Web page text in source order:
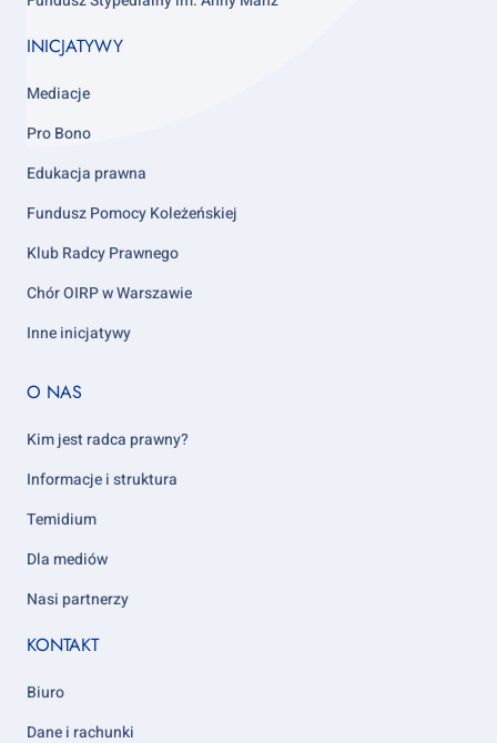
INICJATYWY
Mediacje
Pro Bono
Edukacja prawna
Fundusz Pomocy Koleżeńskiej
Klub Radcy Prawnego
Chór OIRP w Warszawie
Inne inicjatywy
Footer
5
O NAS
Kim jest radca prawny?
Informacje i struktura
Temidium
Dla mediów
Nasi partnerzy
KONTAKT
Biuro
Dane i rachunki